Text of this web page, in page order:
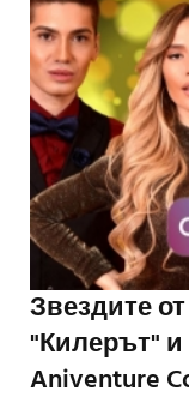
Звездите
"Килерът" и
Aniventure